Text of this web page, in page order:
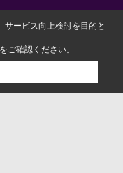
サービス向上検討を目的と
をご確認ください。